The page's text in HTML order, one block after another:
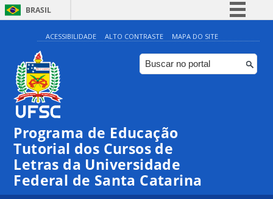
BRASIL
Simplifique!
Comunica BR
Participe
ACESSIBILIDADE ALTO CONTRASTE MAPA DO SITE
Programa de Educação
Tutorial dos Cursos de
Letras da Universidade
Federal de Santa Catarina